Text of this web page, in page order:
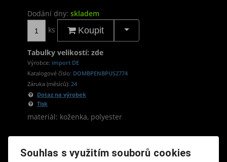
Dodání dny: skladem
ks
Koupit
Tabulky velikostí: zde
Výrobce: import DE
Katalogové číslo: DOMBPENBPUS2774
Záruka (měsíců): 24
Dotaz na výrobek
Tisk
materiál: koženka, polyester
kovovým řetízkem s lebkou, zapínání na suchý zip,
Souhlas s využitím souborů cookies